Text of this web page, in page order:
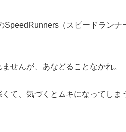
（スピードランナ
せんが、あなどることなかれ。
て、気づくとムキになってしま